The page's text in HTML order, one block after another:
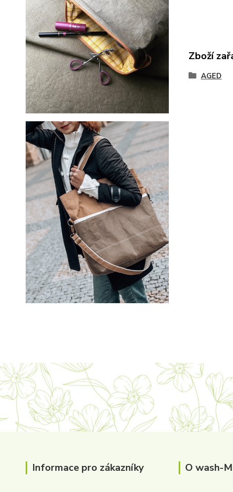
Zboží
AGED
Informace pro zákazníky O wash-